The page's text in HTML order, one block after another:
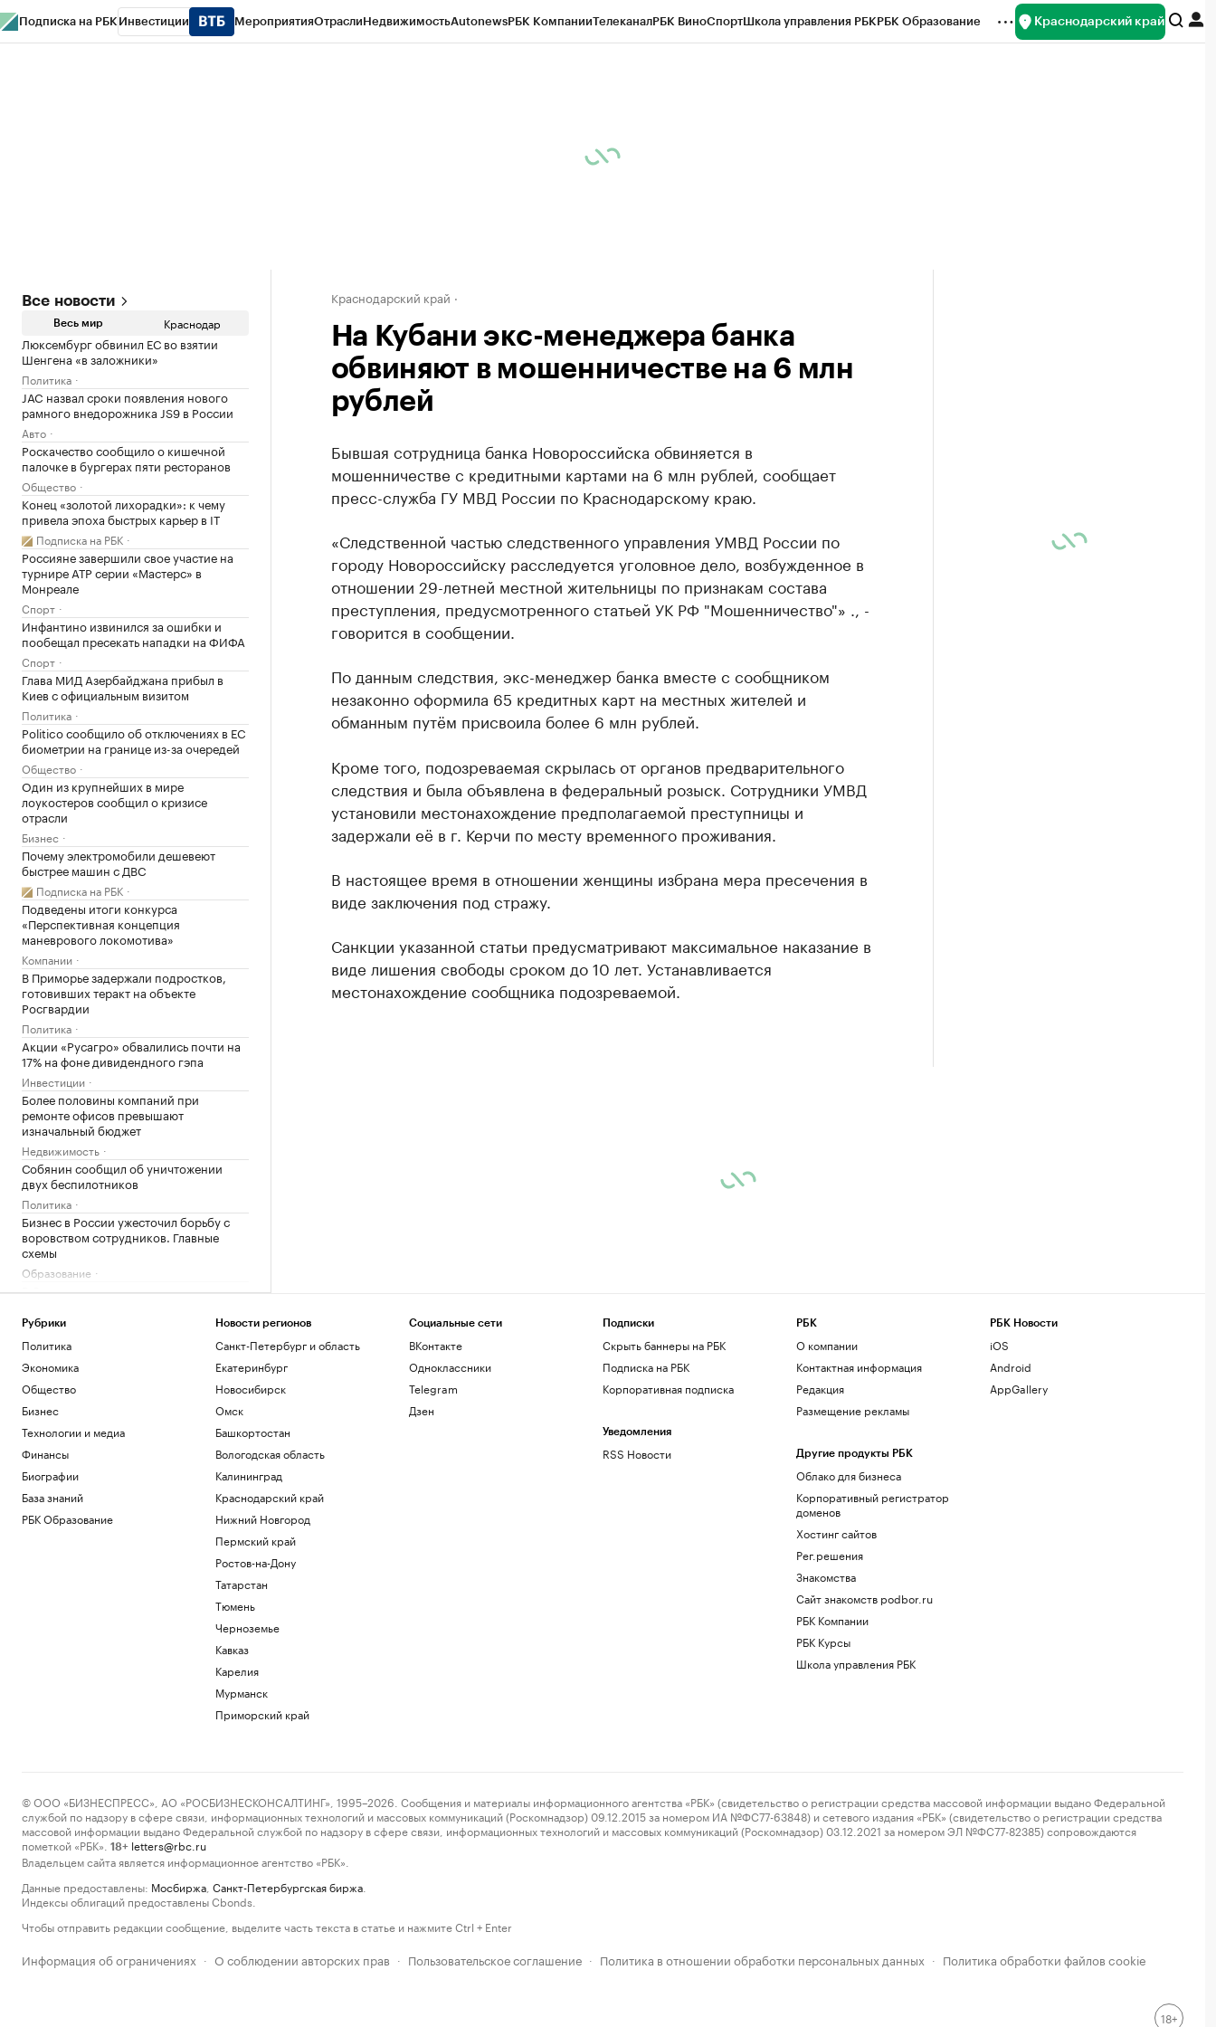
Подписка на РБК Инвестиции МероприятияОтраслиНедвижимостьAutonewsРБК КомпанииТелеканалРБК ВиноСпортШкола управления РБКРБК Образование Краснодарский край
Все новости
Весь мир Краснодар
Люксембург обвинил ЕС во взятии
Шенгена «в заложники»
Политика
JAC назвал сроки появления нового
рамного внедорожника JS9 в России
Авто
Роскачество сообщило о кишечной
палочке в бургерах пяти ресторанов
Общество
Конец «золотой лихорадки»: к чему
привела эпоха быстрых карьер в IT
Подписка на РБК
Россияне завершили свое участие на
турнире ATP серии «Мастерс» в
Монреале
Спорт
Инфантино извинился за ошибки и
пообещал пресекать нападки на ФИФА
Спорт
Глава МИД Азербайджана прибыл в
Киев с официальным визитом
Политика
Politico сообщило об отключениях в ЕС
биометрии на границе из-за очередей
Общество
Один из крупнейших в мире
лоукостеров сообщил о кризисе
отрасли
Бизнес
Почему электромобили дешевеют
быстрее машин с ДВС
Подписка на РБК
Подведены итоги конкурса
«Перспективная концепция
маневрового локомотива»
Компании
В Приморье задержали подростков,
готовивших теракт на объекте
Росгвардии
Политика
Акции «Русагро» обвалились почти на
17% на фоне дивидендного гэпа
Инвестиции
Более половины компаний при
ремонте офисов превышают
изначальный бюджет
Недвижимость
Собянин сообщил об уничтожении
двух беспилотников
Политика
Бизнес в России ужесточил борьбу с
воровством сотрудников. Главные
схемы
Образование
В Самаре остановили транспорт из-за
Политика
Новый закон меняет рынок
десятки раз
Подписка на РБК
Как облигационный долг помог решить
задачи реального бизнеса. Кейсы
РБК и МСП Банк
выход к Индии в обход Босфора и
Ормуза
Экономика
Краснодарский край
На Кубани экс-менеджера банка
обвиняют в мошенничестве на 6 млн
рублей
Бывшая сотрудница банка Новороссийска обвиняется в
мошенничестве с кредитными картами на 6 млн рублей, сообщает
пресс-служба ГУ МВД России по Краснодарскому краю.
«Следственной частью следственного управления УМВД России по
городу Новороссийску расследуется уголовное дело, возбужденное в
отношении 29-летней местной жительницы по признакам состава
преступления, предусмотренного статьей УК РФ "Мошенничество"» ., -
говорится в сообщении.
По данным следствия, экс-менеджер банка вместе с сообщником
незаконно оформила 65 кредитных карт на местных жителей и
обманным путём присвоила более 6 млн рублей.
Кроме того, подозреваемая скрылась от органов предварительного
следствия и была объявлена в федеральный розыск. Сотрудники УМВД
установили местонахождение предполагаемой преступницы и
задержали её в г. Керчи по месту временного проживания.
В настоящее время в отношении женщины избрана мера пресечения в
виде заключения под стражу.
Санкции указанной статьи предусматривают максимальное наказание в
виде лишения свободы сроком до 10 лет. Устанавливается
местонахождение сообщника подозреваемой.
Рубрики
Политика
Экономика
Общество
Бизнес
Технологии и медиа
Финансы
Биографии
База знаний
РБК Образование
Новости регионов
Санкт-Петербург и область
Екатеринбург
Новосибирск
Омск
Башкортостан
Вологодская область
Калининград
Краснодарский край
Нижний Новгород
Пермский край
Ростов-на-Дону
Татарстан
Тюмень
Черноземье
Кавказ
Карелия
Мурманск
Приморский край
Социальные сети
ВКонтакте
Одноклассники
Telegram
Дзен
Подписки
Скрыть баннеры на РБК
Подписка на РБК
Корпоративная подписка
Уведомления
RSS Новости
РБК
О компании
Контактная информация
Редакция
Размещение рекламы
Другие продукты РБК
Облако для бизнеса
Корпоративный регистратор
доменов
Хостинг сайтов
Рег.решения
Знакомства
Сайт знакомств podbor.ru
РБК Компании
РБК Курсы
Школа управления РБК
РБК Новости
iOS
Android
AppGallery
© ООО «БИЗНЕСПРЕСС», АО «РОСБИЗНЕСКОНСАЛТИНГ», 1995–2026. Сообщения и материалы информационного агентства «РБК» (свидетельство о регистрации средства массовой информации выдано Федеральной
службой по надзору в сфере связи, информационных технологий и массовых коммуникаций (Роскомнадзор) 09.12.2015 за номером ИА №ФС77-63848) и сетевого издания «РБК» (свидетельство о регистрации средства
массовой информации выдано Федеральной службой по надзору в сфере связи, информационных технологий и массовых коммуникаций (Роскомнадзор) 03.12.2021 за номером ЭЛ №ФС77-82385) сопровождаются
пометкой «РБК».
18+ letters@rbc.ru
Владельцем сайта является информационное агентство «РБК».
Данные предоставлены: Мосбиржа Санкт-Петербургская биржа
Индексы облигаций предоставлены Cbonds.
Чтобы отправить редакции сообщение, выделите часть текста в статье и нажмите Ctrl + Enter
Информация об ограничениях · О соблюдении авторских прав · Пользовательское соглашение · Политика в отношении обработки персональных данных · Политика обработки файлов cookie
18+